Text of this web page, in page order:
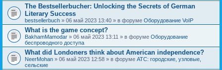
The Bestsellerbucher: Unlocking the Secrets of German
Literary Success
bestsellerbuch » 06 май 2023 13:40 » в форуме Оборудование VoIP
What is the game concept?
BakhamMamodar » 06 май 2023 13:11 » в форуме Оборудование
беспроводного доступа
What did Londoners think about American independence?
NeerMohan » 06 май 2023 12:58 » в форуме АТС: городские, узловые,
сельские